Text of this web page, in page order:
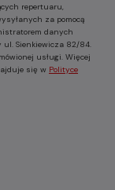
repertuaru,
za pomocą
danych
ul. Sienkiewicza 82/84.
usługi. Więcej
się w Polityce